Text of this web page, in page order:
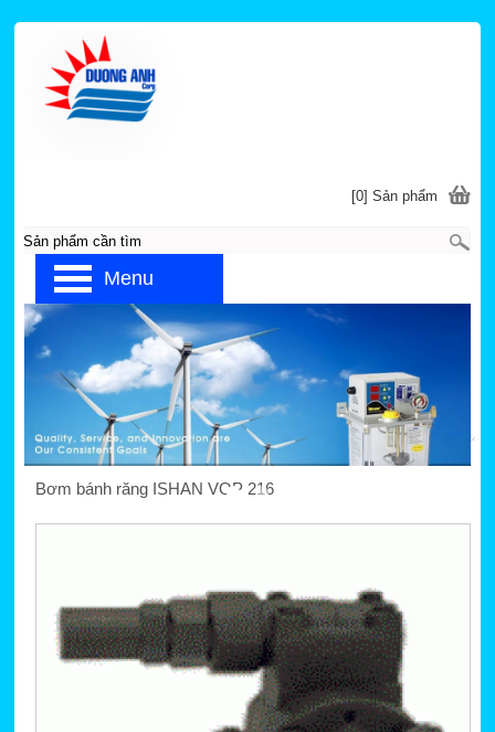
Bơm bánh răng VOP 216
Bơm bánh răng ISHAN VOP 216
Trang chủ »ISHAN »THIẾT BỊ BƠM DẦU THỦY
[0] Sản phẩm
Menu